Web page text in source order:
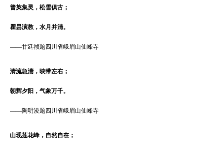
普英集灵，松雪俱古；
瞿昙演教，水月并清。
——甘廷祯题四川省峨眉山仙峰寺
清流急湍，映带左右；
朝辉夕阳，气象万千。
——陶明浚题四川省峨眉山仙峰寺
山现莲花峰，自然自在；